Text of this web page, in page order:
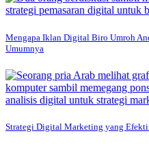
Mengapa Iklan Digital Biro Umroh
Umumnya
Strategi Digital Marketing yang